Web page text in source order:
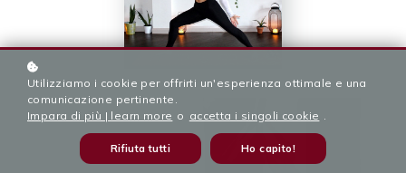
Utilizziamo i cookie per offrirti un'esperienza ottimale e una
comunicazione pertinente.
Impara di più | learn more o accetta i singoli cookie .
Rifiuta tutti Ho capito!